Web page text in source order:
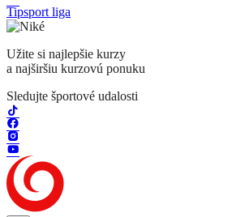
Tipsport liga
Užite si najlepšie kurzy
a najširšiu kurzovú ponuku
Sledujte športové udalosti